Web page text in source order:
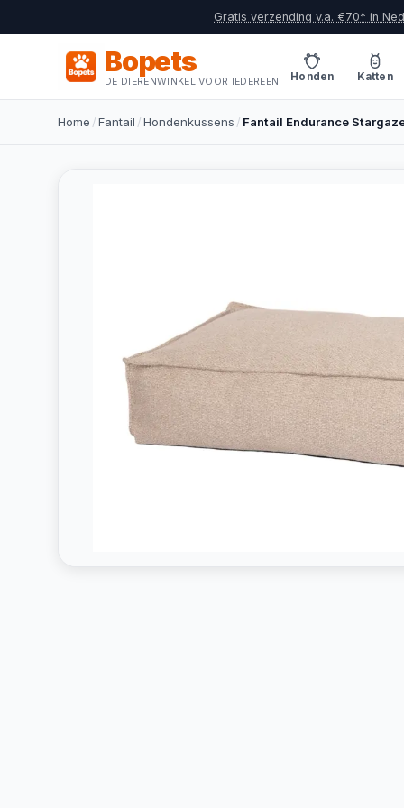
Gratis verzending v.a. €70* in
Bopets
DE DIERENWINKEL VOOR IEDEREEN Honden Katten
Home /Fantail /Hondenkussens / Fantail Endurance